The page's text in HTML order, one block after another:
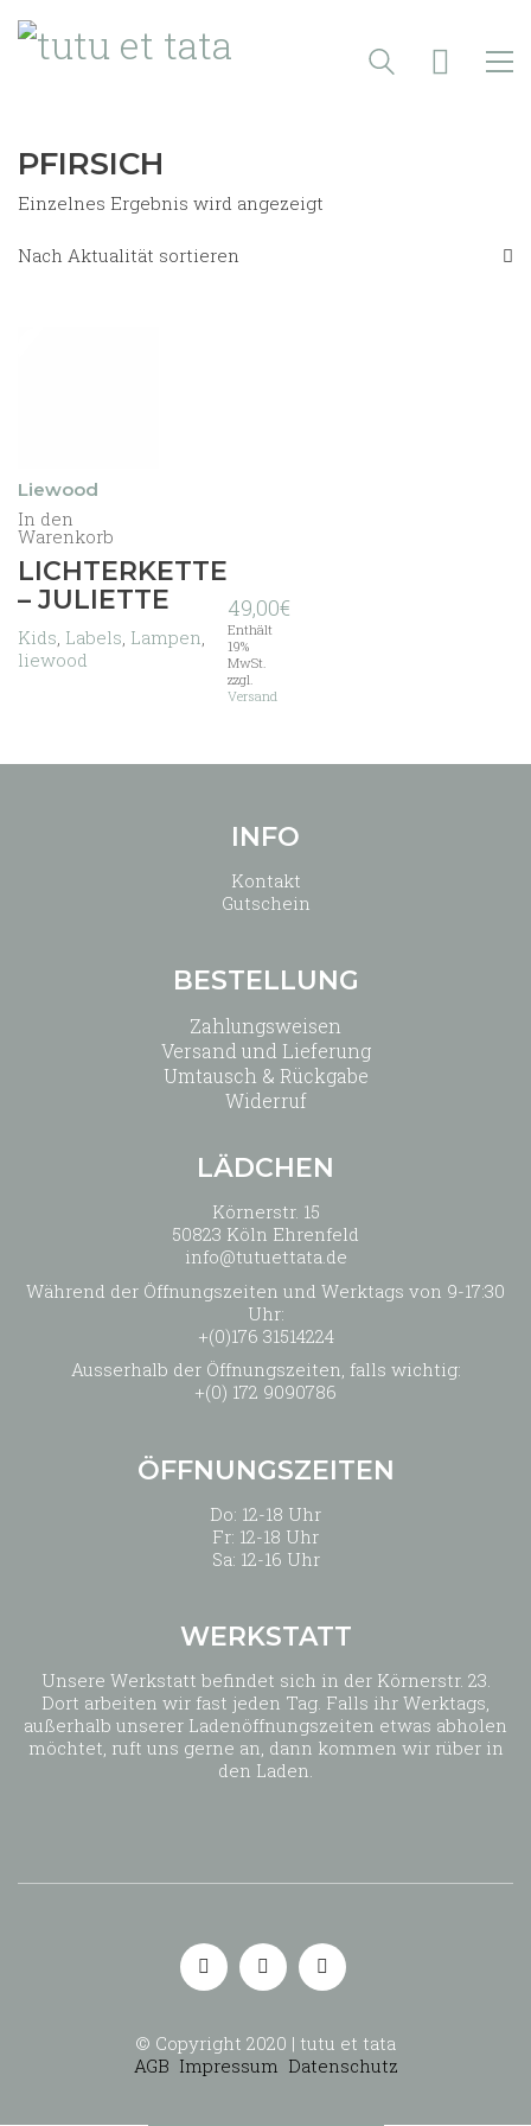
PFIRSICH
Einzelnes Ergebnis wird angezeigt
Nach Aktualität sortieren
Liewood
In den
Warenkorb
LICHTERKETTE
– JULIETTE
Kids Labels Lampen
liewood
49,00€
Enthält
19%
MwSt.
zzgl.
Versand
INFO
Kontakt
Gutschein
BESTELLUNG
Zahlungsweisen
Versand und Lieferung
Umtausch & Rückgabe
Widerruf
LÄDCHEN
Körnerstr. 15
50823 Köln Ehrenfeld
info@tutuettata.de
Während der Öffnungszeiten und Werktags von 9-17:30
Uhr:
+(0)176 31514224
Ausserhalb der Öffnungszeiten, falls wichtig:
+(0) 172 9090786
ÖFFNUNGSZEITEN
Do: 12-18 Uhr
Fr: 12-18 Uhr
Sa: 12-16 Uhr
WERKSTATT
Unsere Werkstatt befindet sich in der Körnerstr. 23.
Dort arbeiten wir fast jeden Tag. Falls ihr Werktags,
außerhalb unserer Ladenöffnungszeiten etwas abholen
möchtet, ruft uns gerne an, dann kommen wir rüber in
den Laden.
© Copyright 2020 | tutu et tata
AGB Impressum Datenschutz